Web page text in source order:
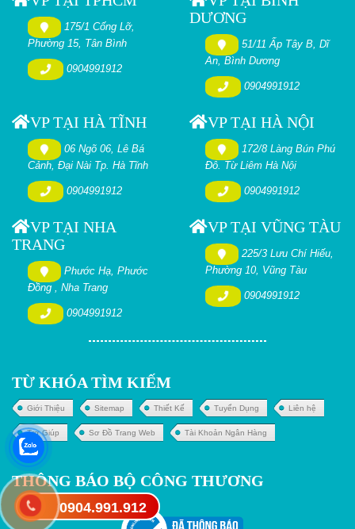
175/1 Cống Lỡ,
Phường 15, Tân Bình
0904991912
DƯƠNG
51/11 Ấp Tây B, Dĩ
An, Bình Dương
0904991912
VP TẠI HÀ TĨNH
06 Ngõ 06, Lê Bá
Cảnh, Đại Nài Tp. Hà Tĩnh
0904991912
VP TẠI HÀ NỘI
172/8 Làng Bún Phú
Đô. Từ Liêm Hà Nội
0904991912
VP TẠI NHA
TRANG
Phước Hạ, Phước
Đồng , Nha Trang
0904991912
VP TẠI VŨNG TÀU
225/3 Lưu Chí Hiếu,
Phường 10, Vũng Tàu
0904991912
TỪ KHÓA TÌM KIẾM
Giới Thiệu Sitemap Thiết Kế Tuyển Dụng Liên hệ
Trợ Giúp Sơ Đồ Trang Web Tài Khoản Ngân Hàng
THÔNG BÁO BỘ CÔNG THƯƠNG
0904.991.912